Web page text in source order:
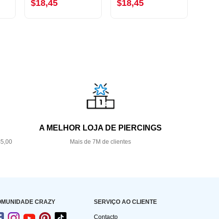
$18,45 $18,45
A MELHOR LOJA DE PIERCINGS
Mais de 7M de clientes
CRAZY SERVIÇO AO CLIENTE
Contacto